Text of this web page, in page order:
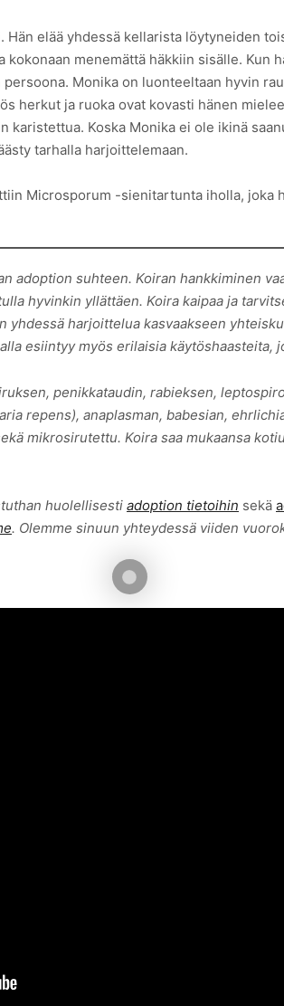
elää yhdessä kellarista löytyneiden
menemättä häkkiin sisälle. Kun
Monika on luonteeltaan hyvin
herkut ja ruoka ovat kovasti hänen
Koska Monika ei ole ikinä
tarhalla harjoittelemaan.
Microsporum -sienitartunta iholla, joka
adoption suhteen. Koiran hankkiminen
hyvinkin yllättäen. Koira kaipaa ja
harjoittelua kasvaakseen
esiintyy myös erilaisia käytöshaasteita,
penikkataudin, rabieksen,
repens), anaplasman, babesian,
mikrosirutettu. Koira saa mukaansa
huolellisesti adoption tietoihin sekä
. Olemme sinuun yhteydessä viiden